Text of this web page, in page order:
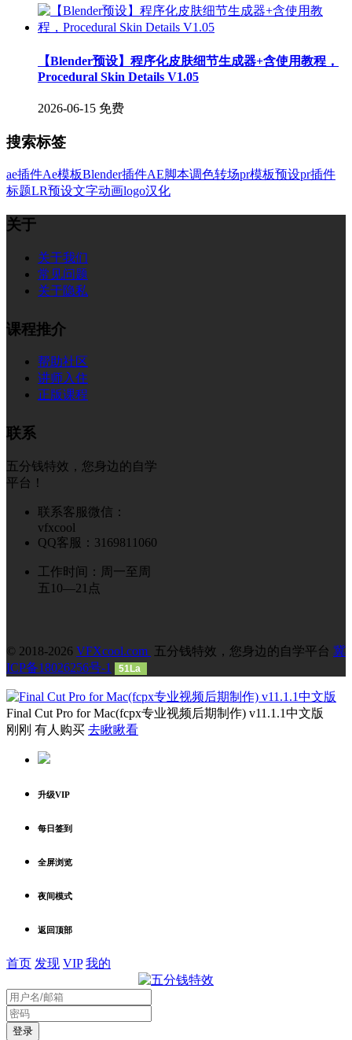
【Blender预设】程序化皮肤细节生成器+含使用教程，
Procedural Skin Details V1.05
2026-06-15 免费
搜索标签
ae插件Ae模板Blender插件AE脚本调色转场pr模板预设pr插件
标题LR预设文字动画logo汉化
关于
关于我们
常见问题
关于隐私
课程推介
帮助社区
讲师入住
正版课程
联系
五分钱特效，您身边的自学
平台！
联系客服微信：
vfxcool
QQ客服：3169811060
工作时间：周一至周
五10—21点
© 2018-2026 VFXcool.com 五分钱特效，您身边的自学平台 冀
ICP备18026256号-1
51La
Final Cut Pro for Mac(fcpx专业视频后期制作) v11.1.1中文版
刚刚 有人购买 去瞅瞅看
升级VIP
每日签到
全屏浏览
夜间模式
返回顶部
首页 发现 VIP 我的